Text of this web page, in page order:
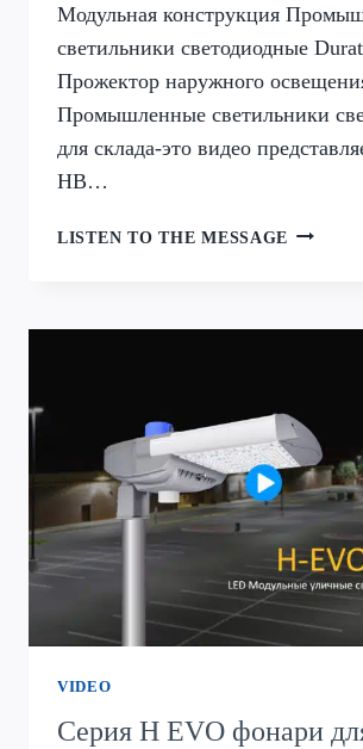
Модульная конструкция
светильники светодиодные
Прожектор наружного
Промышленные светильники
для склада-это видео
HB…
LISTEN TO THE MESSAGE СЕРИЯ
VIDEO
Серия H EVO фонари